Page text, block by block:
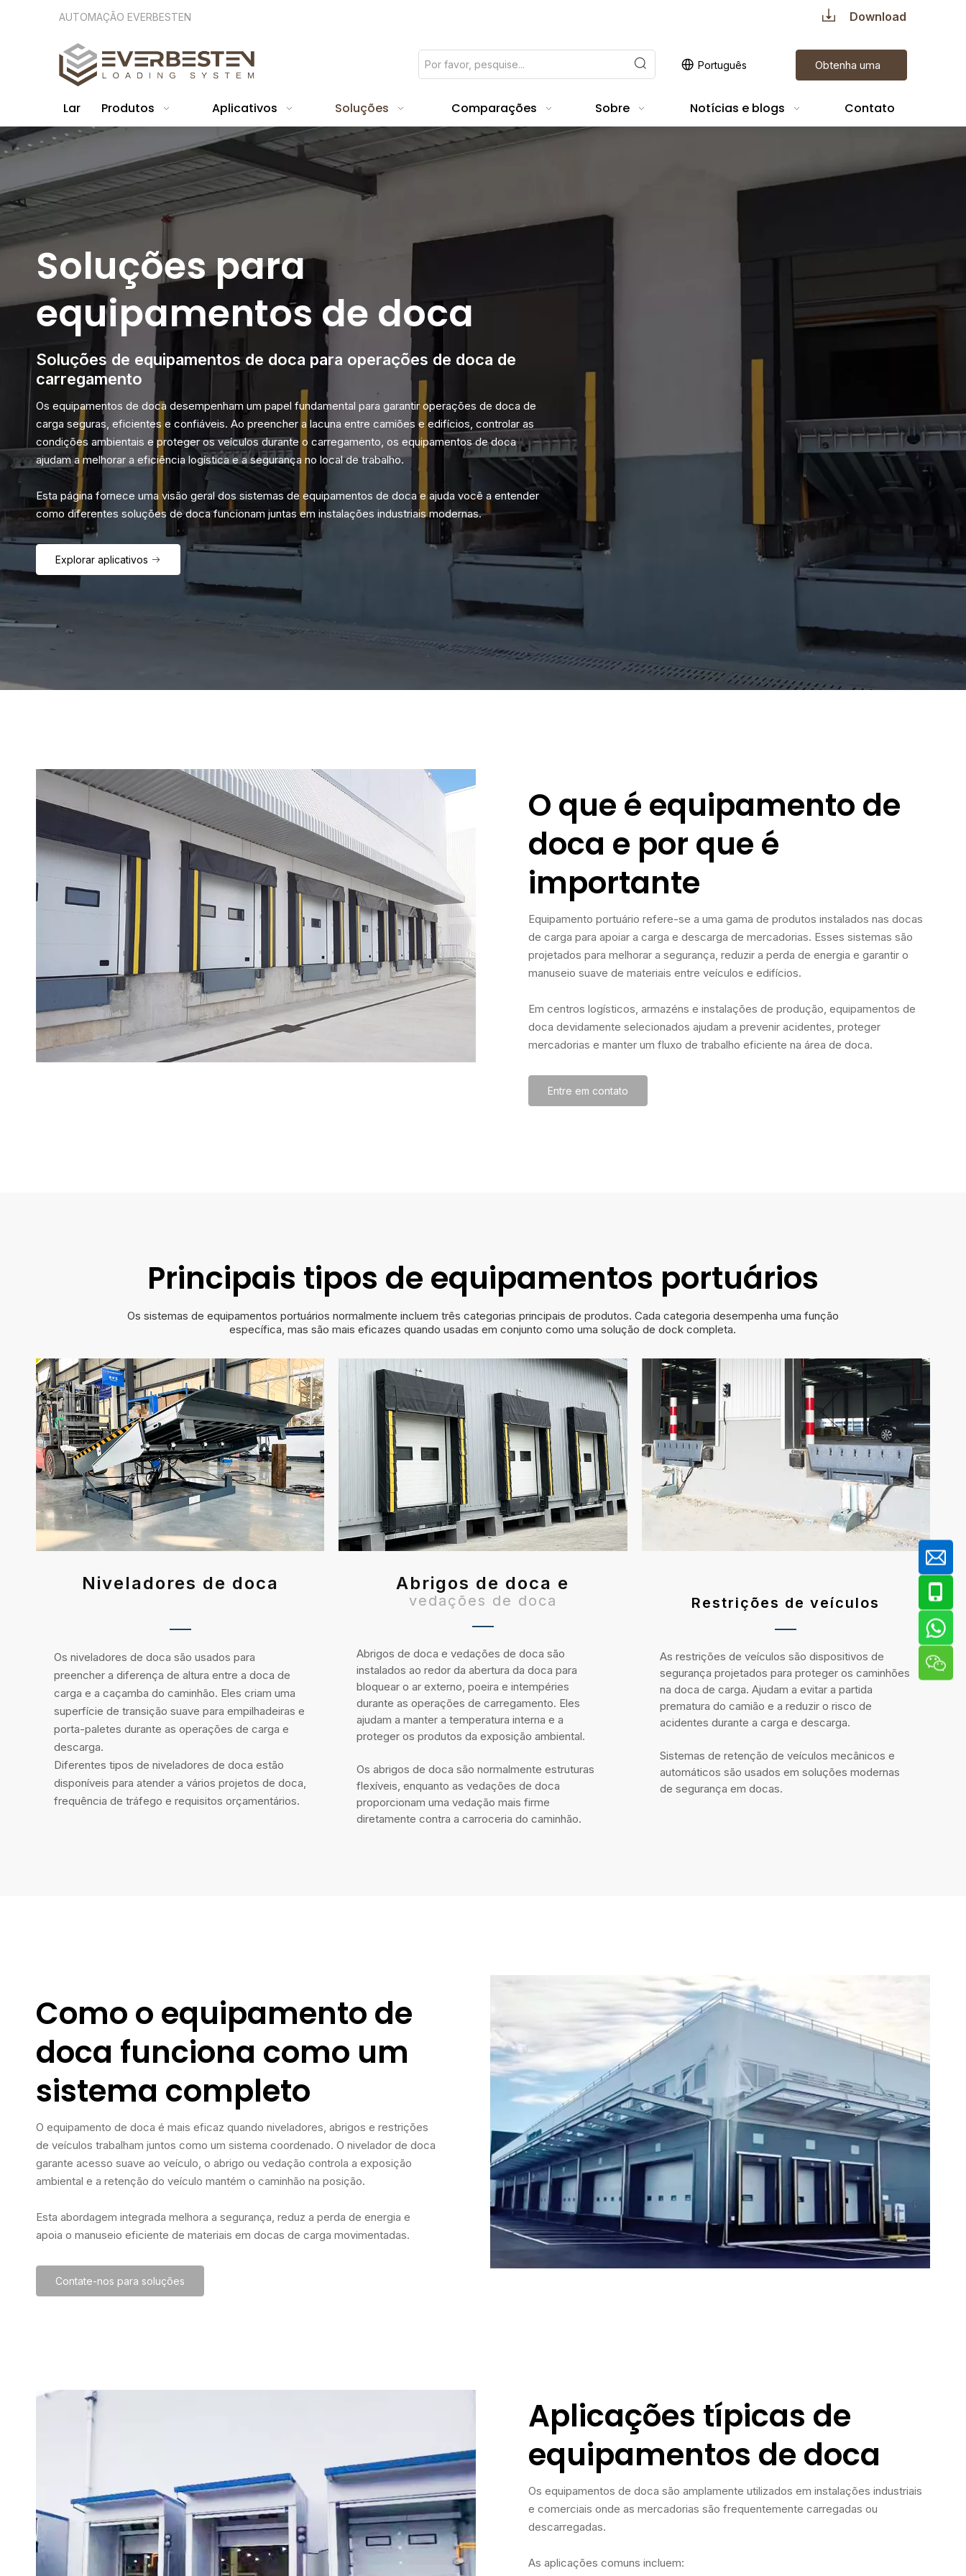
AUTOMAÇÃO EVERBESTEN Download
Português Obtenha uma
Lar Produtos Aplicativos Soluções Comparações Sobre Notícias e blogs Contato
Soluções para
equipamentos de doca
Soluções de equipamentos de doca para operações de doca de
carregamento
Os equipamentos de doca desempenham um papel fundamental para garantir operações de doca de
carga seguras, eficientes e confiáveis. Ao preencher a lacuna entre camiões e edifícios, controlar as
condições ambientais e proteger os veículos durante o carregamento, os equipamentos de doca
ajudam a melhorar a eficiência logística e a segurança no local de trabalho.
Esta página fornece uma visão geral dos sistemas de equipamentos de doca e ajuda você a entender
como diferentes soluções de doca funcionam juntas em instalações industriais modernas.
Explorar aplicativos
O que é equipamento de
doca e por que é
importante
Equipamento portuário refere-se a uma gama de produtos instalados nas docas
de carga para apoiar a carga e descarga de mercadorias. Esses sistemas são
projetados para melhorar a segurança, reduzir a perda de energia e garantir o
manuseio suave de materiais entre veículos e edifícios.
Em centros logísticos, armazéns e instalações de produção, equipamentos de
doca devidamente selecionados ajudam a prevenir acidentes, proteger
mercadorias e manter um fluxo de trabalho eficiente na área de doca.
Entre em contato
Principais tipos de equipamentos portuários
Os sistemas de equipamentos portuários normalmente incluem três categorias principais de produtos. Cada categoria desempenha uma função
específica, mas são mais eficazes quando usadas em conjunto como uma solução de dock completa.
Niveladores de doca
Os niveladores de doca são usados ​​para
preencher a diferença de altura entre a doca de
carga e a caçamba do caminhão. Eles criam uma
superfície de transição suave para empilhadeiras e
porta-paletes durante as operações de carga e
descarga.
Diferentes tipos de niveladores de doca estão
disponíveis para atender a vários projetos de doca,
frequência de tráfego e requisitos orçamentários.
Abrigos de doca e
vedações de doca
Abrigos de doca e vedações de doca são
instalados ao redor da abertura da doca para
bloquear o ar externo, poeira e intempéries
durante as operações de carregamento. Eles
ajudam a manter a temperatura interna e a
proteger os produtos da exposição ambiental.
Os abrigos de doca são normalmente estruturas
flexíveis, enquanto as vedações de doca
proporcionam uma vedação mais firme
diretamente contra a carroceria do caminhão.
Restrições de veículos
As restrições de veículos são dispositivos de
segurança projetados para proteger os caminhões
na doca de carga. Ajudam a evitar a partida
prematura do camião e a reduzir o risco de
acidentes durante a carga e descarga.
Sistemas de retenção de veículos mecânicos e
automáticos são usados ​​em soluções modernas
de segurança em docas.
Como o equipamento de
doca funciona como um
sistema completo
O equipamento de doca é mais eficaz quando niveladores, abrigos e restrições
de veículos trabalham juntos como um sistema coordenado. O nivelador de doca
garante acesso suave ao veículo, o abrigo ou vedação controla a exposição
ambiental e a retenção do veículo mantém o caminhão na posição.
Esta abordagem integrada melhora a segurança, reduz a perda de energia e
apoia o manuseio eficiente de materiais em docas de carga movimentadas.
Contate-nos para soluções
Aplicações típicas de
equipamentos de doca
Os equipamentos de doca são amplamente utilizados em instalações industriais
e comerciais onde as mercadorias são frequentemente carregadas ou
descarregadas.
As aplicações comuns incluem: